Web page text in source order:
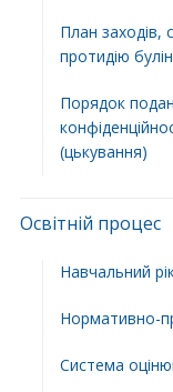
План заходів,
протидію
Порядок
(цькування)
Освітній процес
Навчальний
Нормативно-
Система